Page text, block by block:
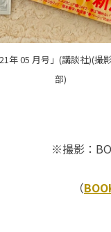
年 05 月号」(講談社)(撮
部)
※撮影：
（